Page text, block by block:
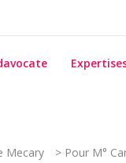
Mecary > Pour M°